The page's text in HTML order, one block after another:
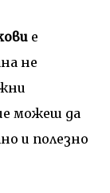
е
не
можеш да
и полезно